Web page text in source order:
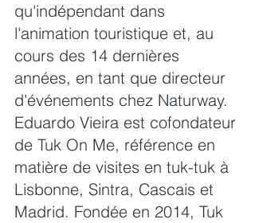
qu'indépendant dans
l'animation touristique et, au
cours des 14 dernières
années, en tant que directeur
d'événements chez Naturway.
Eduardo Vieira est cofondateur
de Tuk On Me, référence en
matière de visites en tuk-tuk à
Lisbonne, Sintra, Cascais et
Madrid. Fondée en 2014, Tuk